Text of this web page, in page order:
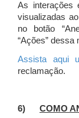
As interações
visualizadas
no botão
“Ações” dessa
Assista aqui
reclamação.
6) COMO